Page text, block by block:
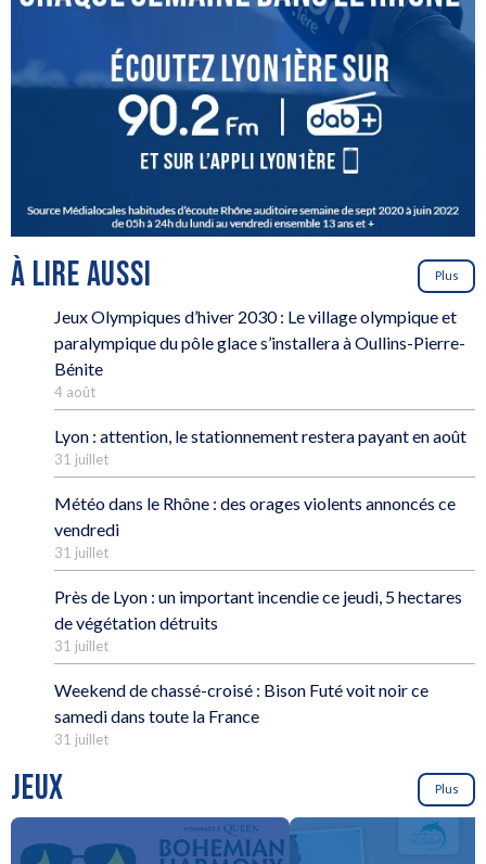
À LIRE AUSSI Plus
Jeux Olympiques d’hiver 2030 : Le village olympique et
paralympique du pôle glace s’installera à Oullins-Pierre-
Bénite
4 août
Lyon : attention, le stationnement restera payant en août
31 juillet
Météo dans le Rhône : des orages violents annoncés ce
vendredi
31 juillet
Près de Lyon : un important incendie ce jeudi, 5 hectares
de végétation détruits
31 juillet
Weekend de chassé-croisé : Bison Futé voit noir ce
samedi dans toute la France
31 juillet
JEUX Plus